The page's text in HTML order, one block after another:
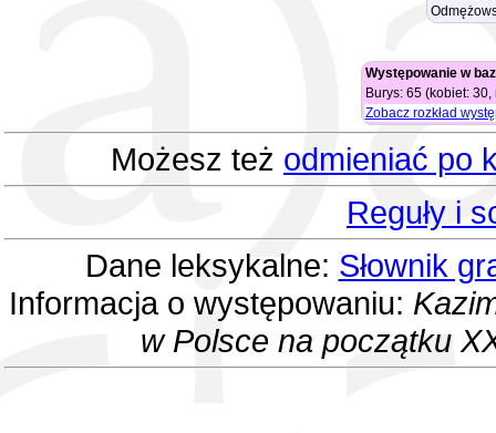
Występowanie w
Burys: 65 (kobiet:
Zobacz rozkład
Możesz też odmieniać po
Reguły i
Dane leksykalne: Słownik
Informacja o występowaniu:
w Polsce na początku